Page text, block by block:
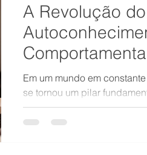
A Revolução do
para a
Tradicionais
Em um mundo em
se tornou um pilar
crescimento de qualquer
tradicionais.